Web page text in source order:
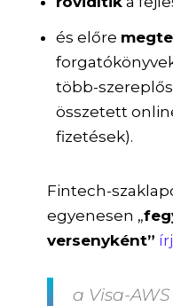
és előre
több-
összetett
fizetések).
Fintech-
egyenesen „
versenyként”
a Visa-